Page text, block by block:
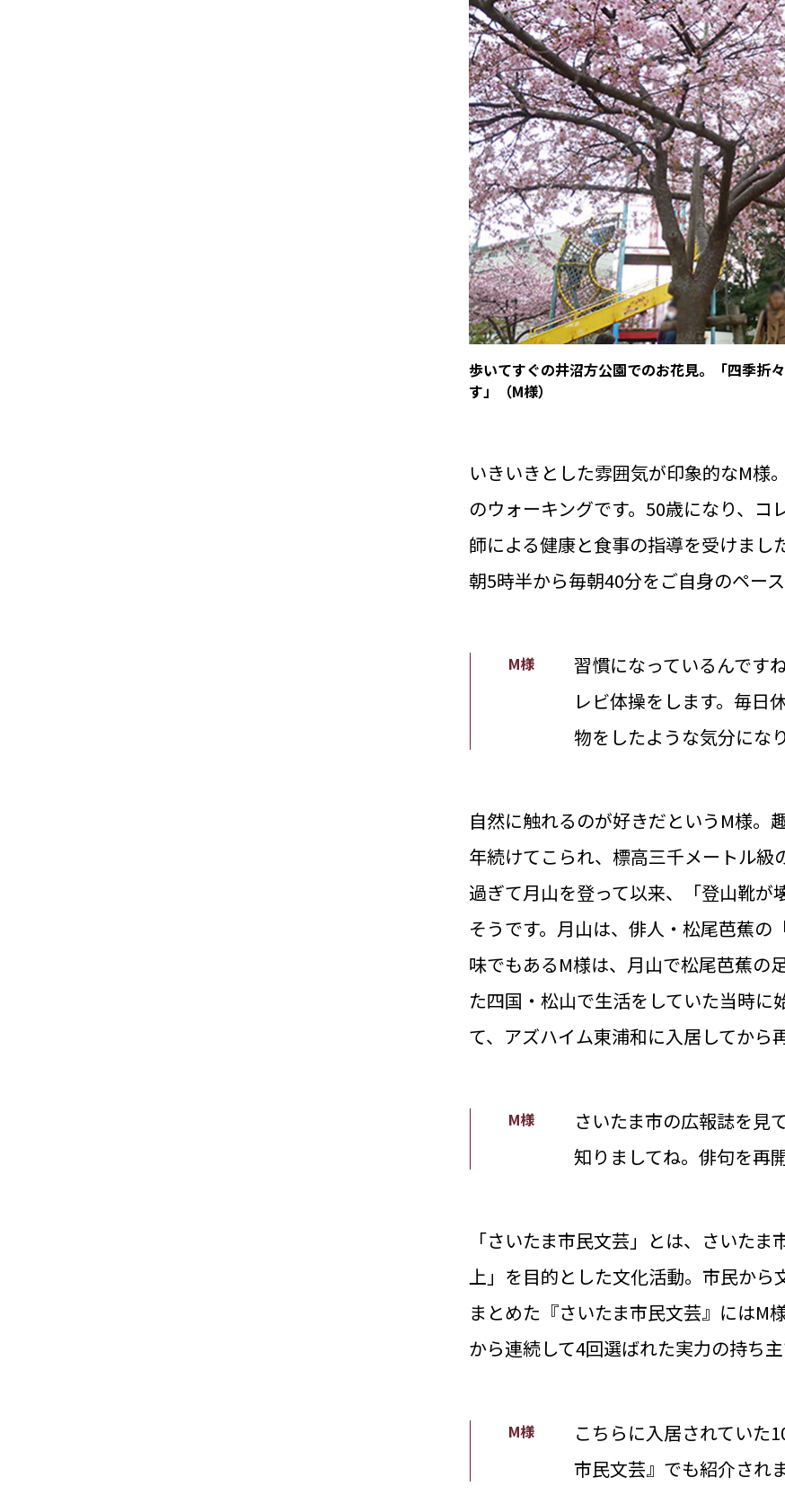
歩いてすぐの井沼方公園でのお花見。「四季折
す」（M様）
いきいきとした雰囲気が印象的なM様
のウォーキングです。50歳になり、
師による健康と食事の指導を受けまし
朝5時半から毎朝40分をご自身のペー
M様
習慣になっているんです
レビ体操をします。毎日
物をしたような気分にな
自然に触れるのが好きだというM様。
年続けてこられ、標高三千メートル
過ぎて月山を登って以来、「登山靴
そうです。月山は、俳人・松尾芭蕉
味でもあるM様は、月山で松尾芭蕉の
た四国・松山で生活をしていた当時
て、アズハイム東浦和に入居してから
M様
さいたま市の広報誌を見
知りましてね。俳句を再
「さいたま市民文芸」とは、さいた
上」を目的とした文化活動。市民から
まとめた『さいたま市民文芸』にはM
から連続して4回選ばれた実力の持ち主
M様
こちらに入居されていた
市民文芸』でも紹介され